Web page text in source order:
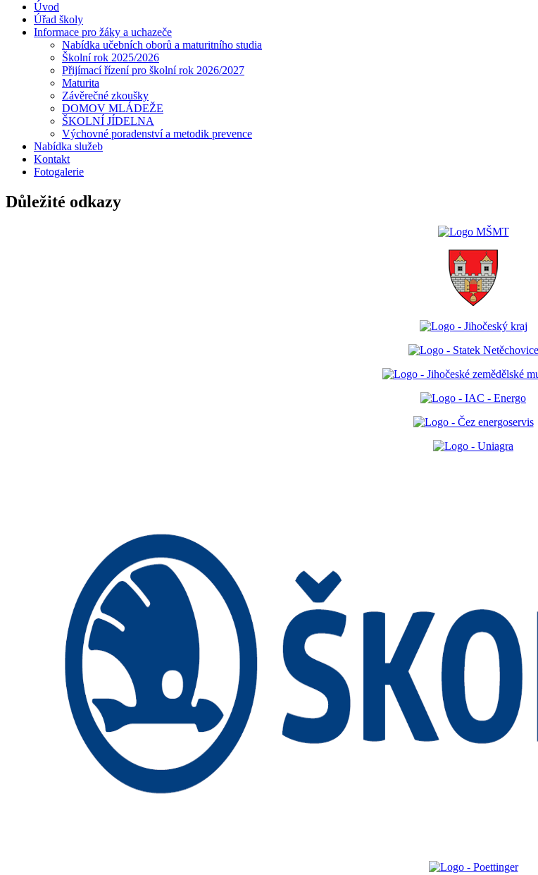
Úvod
Úřad školy
Informace pro žáky a uchazeče
Nabídka učebních oborů a maturitního studia
Školní rok 2025/2026
Přijímací řízení pro školní rok 2026/2027
Maturita
Závěrečné zkoušky
DOMOV MLÁDEŽE
ŠKOLNÍ JÍDELNA
Výchovné poradenství a metodik prevence
Nabídka služeb
Kontakt
Fotogalerie
Důležité odkazy